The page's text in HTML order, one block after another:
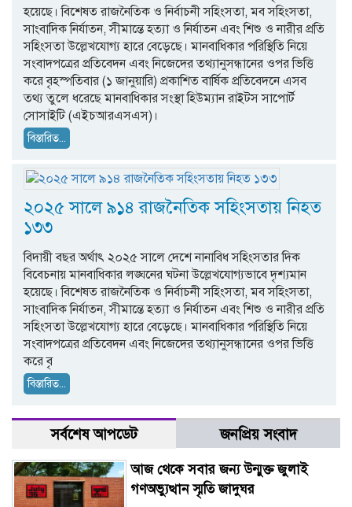
হয়েছে। বিশেষত রাজনৈতিক ও নির্বাচনী সহিংসতা, মব সহিংসতা,
সাংবাদিক নির্যাতন, সীমান্তে হত্যা ও নির্যাতন এবং শিশু ও নারীর প্রতি
সহিংসতা উল্লেখযোগ্য হারে বেড়েছে। মানবাধিকার পরিস্থিতি নিয়ে
সংবাদপত্রের প্রতিবেদন এবং নিজেদের তথ্যানুসন্ধানের ওপর ভিত্তি
করে বৃহস্পতিবার (১ জানুয়ারি) প্রকাশিত বার্ষিক প্রতিবেদনে এসব
তথ্য তুলে ধরেছে মানবাধিকার সংস্থা হিউম্যান রাইটস সাপোর্ট
সোসাইটি (এইচআরএসএস)।
বিস্তারিত...
২০২৫ সালে ৯১৪ রাজনৈতিক সহিংসতায় নিহত
১৩৩
বিদায়ী বছর অর্থাৎ ২০২৫ সালে দেশে নানাবিধ সহিংসতার দিক
বিবেচনায় মানবাধিকার লঙ্ঘনের ঘটনা উল্লেখযোগ্যভাবে দৃশ্যমান
হয়েছে। বিশেষত রাজনৈতিক ও নির্বাচনী সহিংসতা, মব সহিংসতা,
সাংবাদিক নির্যাতন, সীমান্তে হত্যা ও নির্যাতন এবং শিশু ও নারীর প্রতি
সহিংসতা উল্লেখযোগ্য হারে বেড়েছে। মানবাধিকার পরিস্থিতি নিয়ে
সংবাদপত্রের প্রতিবেদন এবং নিজেদের তথ্যানুসন্ধানের ওপর ভিত্তি
করে বৃ
বিস্তারিত...
সর্বশেষ আপডেট জনপ্রিয় সংবাদ
আজ থেকে সবার জন্য উন্মুক্ত জুলাই
গণঅভ্যুত্থান স্মৃতি জাদুঘর